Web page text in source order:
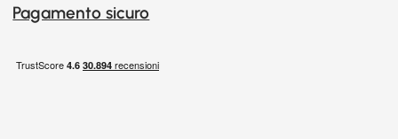
Pagamento sicuro